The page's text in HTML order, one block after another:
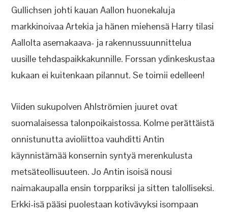
Gullichsen johti kauan Aallon huonekaluja
markkinoivaa Artekia ja hänen miehensä Harry tilasi
Aallolta asemakaava- ja rakennussuunnittelua
uusille tehdaspaikkakunnille. Forssan ydinkeskustaa
kukaan ei kuitenkaan pilannut. Se toimii edelleen!
Viiden sukupolven Ahlströmien juuret ovat
suomalaisessa talonpoikaistossa. Kolme perättäistä
onnistunutta avioliittoa vauhditti Antin
käynnistämää konsernin syntyä merenkulusta
metsäteollisuuteen. Jo Antin isoisä nousi
naimakaupalla ensin torppariksi ja sitten talolliseksi.
Erkki-isä pääsi puolestaan kotivävyksi isompaan